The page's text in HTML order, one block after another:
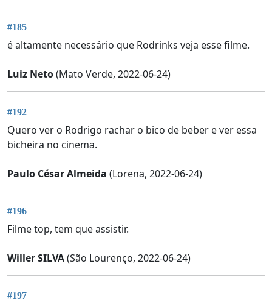
#185
é altamente necessário que Rodrinks veja esse filme.
Luiz Neto(Mato Verde, 2022-06-24)
#192
Quero ver o Rodrigo rachar o bico de beber e ver essa
bicheira no cinema.
Paulo César Almeida (Lorena, 2022-06-24)
#196
Filme top, tem que assistir.
Willer SILVA(São Lourenço, 2022-06-24)
#197